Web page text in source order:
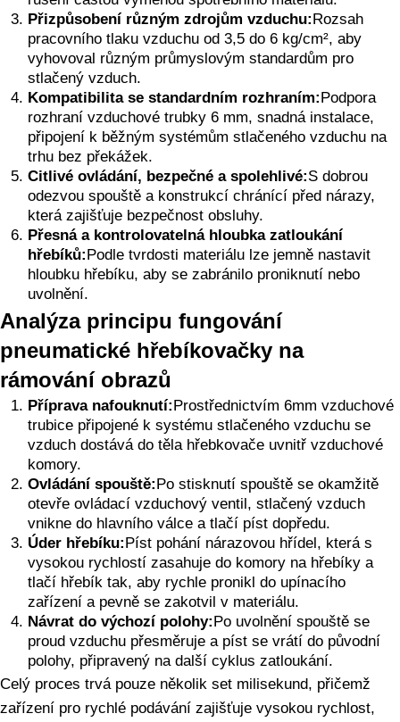
Přizpůsobení různým zdrojům vzduchu: Rozsah
pracovního tlaku vzduchu od 3,5 do 6 kg/cm², aby
vyhovoval různým průmyslovým standardům pro
stlačený vzduch.
Kompatibilita se standardním rozhraním: Podpora
rozhraní vzduchové trubky 6 mm, snadná instalace,
připojení k běžným systémům stlačeného vzduchu na
trhu bez překážek.
Citlivé ovládání, bezpečné a spolehlivé:S dobrou
odezvou spouště a konstrukcí chránící před nárazy,
která zajišťuje bezpečnost obsluhy.
Přesná a kontrolovatelná hloubka zatloukání
hřebíků: Podle tvrdosti materiálu lze jemně nastavit
hloubku hřebíku, aby se zabránilo proniknutí nebo
uvolnění.
Analýza principu fungování
pneumatické hřebíkovačky na
rámování obrazů
Příprava nafouknutí: Prostřednictvím 6mm vzduchové
trubice připojené k systému stlačeného vzduchu se
vzduch dostává do těla hřebkovače uvnitř vzduchové
komory.
Ovládání spouště: Po stisknutí spouště se okamžitě
otevře ovládací vzduchový ventil, stlačený vzduch
vnikne do hlavního válce a tlačí píst dopředu.
Úder hřebíku: Píst pohání nárazovou hřídel, která s
vysokou rychlostí zasahuje do komory na hřebíky a
tlačí hřebík tak, aby rychle pronikl do upínacího
zařízení a pevně se zakotvil v materiálu.
Návrat do výchozí polohy: Po uvolnění spouště se
proud vzduchu přesměruje a píst se vrátí do původní
polohy, připravený na další cyklus zatloukání.
Celý proces trvá pouze několik set milisekund, přičemž
zařízení pro rychlé podávání zajišťuje vysokou rychlost,